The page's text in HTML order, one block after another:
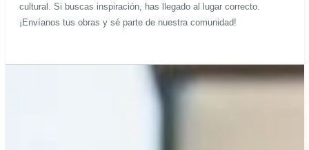
cultural. Si buscas inspiración, has llegado al lugar correcto.
¡Envíanos tus obras y sé parte de nuestra comunidad!